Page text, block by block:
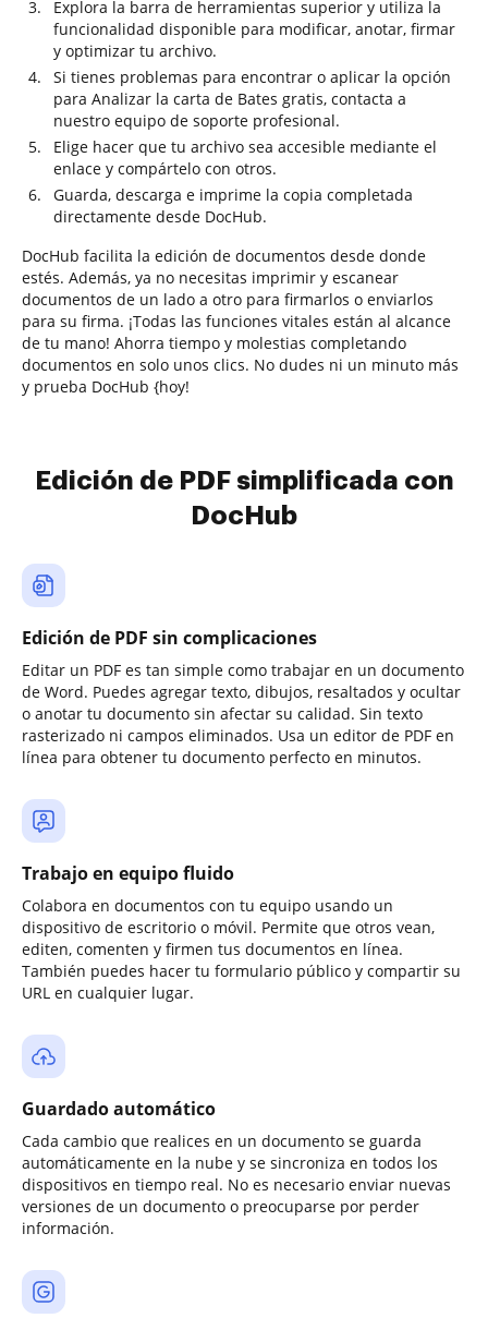
Explora la barra de herramientas superior y utiliza la
funcionalidad disponible para modificar, anotar, firmar
y optimizar tu archivo.
Si tienes problemas para encontrar o aplicar la opción
para Analizar la carta de Bates gratis, contacta a
nuestro equipo de soporte profesional.
Elige hacer que tu archivo sea accesible mediante el
enlace y compártelo con otros.
Guarda, descarga e imprime la copia completada
directamente desde DocHub.
DocHub facilita la edición de documentos desde donde
estés. Además, ya no necesitas imprimir y escanear
documentos de un lado a otro para firmarlos o enviarlos
para su firma. ¡Todas las funciones vitales están al alcance
de tu mano! Ahorra tiempo y molestias completando
documentos en solo unos clics. No dudes ni un minuto más
y prueba DocHub {hoy!
Edición de PDF simplificada con
DocHub
Edición de PDF sin complicaciones
Editar un PDF es tan simple como trabajar en un documento
de Word. Puedes agregar texto, dibujos, resaltados y ocultar
o anotar tu documento sin afectar su calidad. Sin texto
rasterizado ni campos eliminados. Usa un editor de PDF en
línea para obtener tu documento perfecto en minutos.
Trabajo en equipo fluido
Colabora en documentos con tu equipo usando un
dispositivo de escritorio o móvil. Permite que otros vean,
editen, comenten y firmen tus documentos en línea.
También puedes hacer tu formulario público y compartir su
URL en cualquier lugar.
Guardado automático
Cada cambio que realices en un documento se guarda
automáticamente en la nube y se sincroniza en todos los
dispositivos en tiempo real. No es necesario enviar nuevas
versiones de un documento o preocuparse por perder
información.